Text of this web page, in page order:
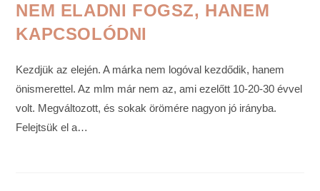
NEM ELADNI FOGSZ, HANEM
KAPCSOLÓDNI
Kezdjük az elején. A márka nem logóval kezdődik, hanem
önismerettel. Az mlm már nem az, ami ezelőtt 10-20-30 évvel
volt. Megváltozott, és sokak örömére nagyon jó irányba.
Felejtsük el a…